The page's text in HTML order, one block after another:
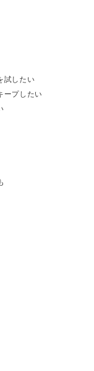
試したい
ープしたい